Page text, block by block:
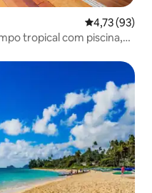
4,73 de uma
4,73 (93)
tropical com piscina,